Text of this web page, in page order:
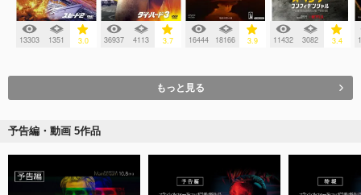
13303 1351 3.0 36937 4113 3.7 16444 18166 3.9 11432 3082 3.4
もっと見る
予告編・動画 5作品